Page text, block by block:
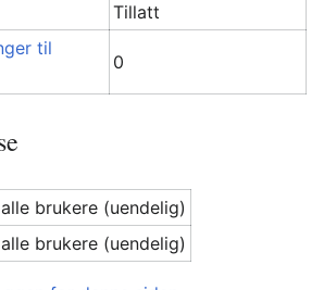
Tillatt
til
0
brukere (uendelig)
brukere (uendelig)